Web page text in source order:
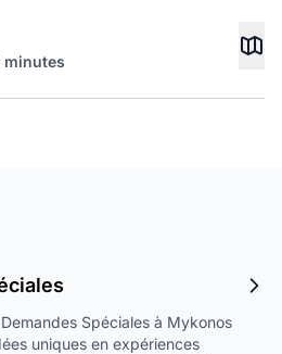
minutes
Spéciales à Mykonos
uniques en expériences